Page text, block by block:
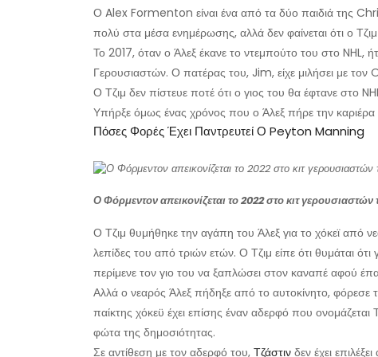
Ο Alex Formenton είναι ένα από τα δύο παιδιά της
πολύ στα μέσα ενημέρωσης, αλλά δεν φαίνεται ότι ο
Το 2017, όταν ο Άλεξ έκανε το ντεμπούτο του στο NHL,
Γερουσιαστών. Ο πατέρας του, Jim, είχε μιλήσει με
Ο Τζιμ δεν πίστευε ποτέ ότι ο γιος του θα έφτανε στο
Υπήρξε όμως ένας χρόνος που ο Άλεξ πήρε την
Πόσες Φορές Έχει Παντρευτεί Ο Peyton Manning
Ο Φόρμεντον απεικονίζεται το 2022 στο κιτ
Ο Τζιμ θυμήθηκε την αγάπη του Άλεξ για το χόκεϊ από
λεπίδες του από τριών ετών. Ο Τζιμ είπε ότι θυμάται
περίμενε τον γιο του να ξαπλώσει στον καναπέ αφού
Αλλά ο νεαρός Άλεξ πήδηξε από το αυτοκίνητο, φόρεσε
παίκτης χόκεϋ έχει επίσης έναν αδερφό που
φώτα της δημοσιότητας.
Σε αντίθεση με τον αδερφό του, Τζάστιν δεν έχει